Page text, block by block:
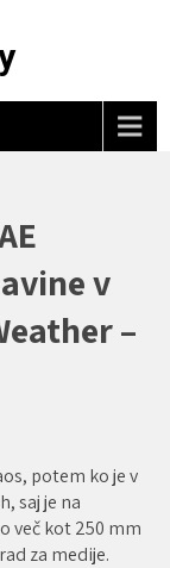
v
–
potem ko je v
saj je na
več kot 250 mm
za medije.